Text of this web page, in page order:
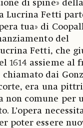
di spine»
Lucrina Fetti
tua» di
del
Fetti, che
1614 assieme al
chiamato dai
era una
non comune per
L’opera
poter essere